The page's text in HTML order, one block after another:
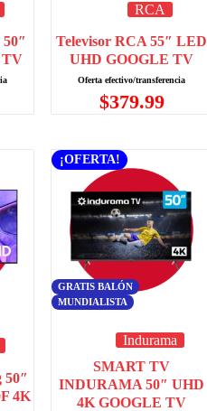
TV
RCA
Televisor RCA 55″ LED
UHD GOOGLE TV
$379.99
50″
4K
GRATIS BALÓN
MUNDIALISTA
¡OFERTA!
Indurama
SMART TV
INDURAMA 50″ UHD
4K GOOGLE TV